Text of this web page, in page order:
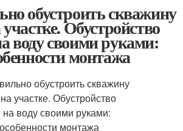
обустроить скважину
Обустройство
воду своими руками:
монтажа